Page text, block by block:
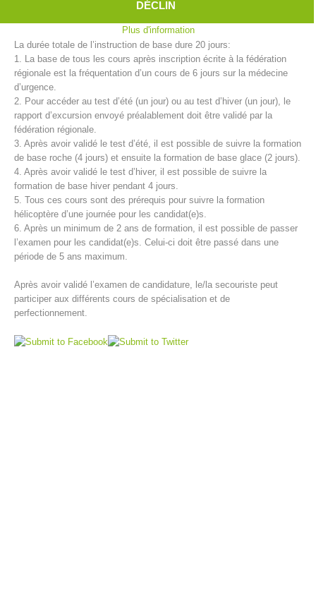
Centres de secours
membre pleinement formé. Un programme complet doit être suivi afin
La durée totale de l’instruction de base dure 20 jours:
1. La base de tous les cours après inscription écrite à la fédération
régionale est la fréquentation d’un cours de 6 jours sur la médecine
d’urgence.
2. Pour accéder au test d’été (un jour) ou au test d’hiver (un jour), le
rapport d’excursion envoyé préalablement doit être validé par la
fédération régionale.
3. Après avoir validé le test d’été, il est possible de suivre la formation
de base roche (4 jours) et ensuite la formation de base glace (2 jours).
4. Après avoir validé le test d’hiver, il est possible de suivre la
formation de base hiver pendant 4 jours.
5. Tous ces cours sont des prérequis pour suivre la formation
hélicoptère d’une journée pour les candidat(e)s.
6. Après un minimum de 2 ans de formation, il est possible de passer
l’examen pour les candidat(e)s. Celui-ci doit être passé dans une
période de 5 ans maximum.
Après avoir validé l’examen de candidature, le/la secouriste peut
participer aux différents cours de spécialisation et de
perfectionnement.
DÉCLIN
Plus d'information